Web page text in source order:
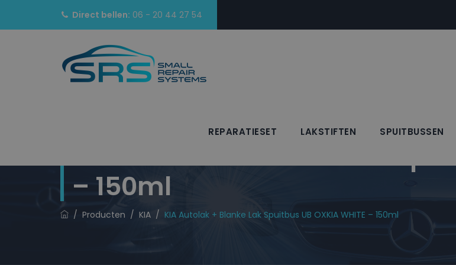
Direct bellen: 06 - 20 44 27 54
REPARATIESET LAKSTIFTEN SPUITBUSSEN
KIA Autolak + Blanke Lak
– 150ml
/ Producten / KIA / KIA Autolak + Blanke Lak Spuitbus UB OXKIA WHITE – 150ml